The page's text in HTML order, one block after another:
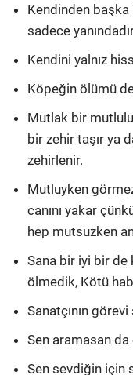
Kendinden
sadece
Kendini yalnız
Köpeğin ölümü
Mutlak bir
bir zehir taşır ya
zehirlenir.
Mutluyken
canını yakar
hep mutsuzken
Sana bir iyi bir de
ölmedik, Kötü
Sanatçının
Sen aramasan da
Sen sevdiğin için